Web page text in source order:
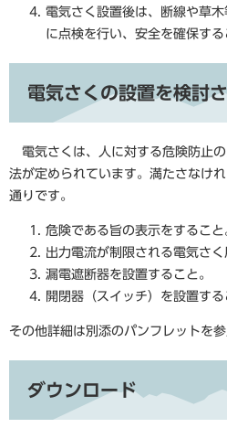
電気さく設置後は、断線や草
に点検を行い、安全を確保する
電気さくの設置を検討
電気さくは、人に対する危険防止
法が定められています。満たさなけ
通りです。
危険である旨の表示をすること
出力電流が制限される電気さ
漏電遮断器を設置すること。
開閉器（スイッチ）を設置する
その他詳細は別添のパンフレットを参
ダウンロード